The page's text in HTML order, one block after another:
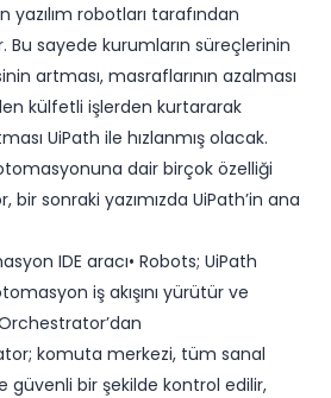
robotları tarafından
Bu sayede kurumların süreçlerinin
artması, masraflarının azalması
külfetli işlerden kurtararak
UiPath ile hızlanmış olacak.
dair birçok özelliği
bir sonraki yazımızda UiPath’in ana
IDE aracı• Robots; UiPath
iş akışını yürütür ve
komuta merkezi, tüm sanal
güvenli bir şekilde kontrol edilir,